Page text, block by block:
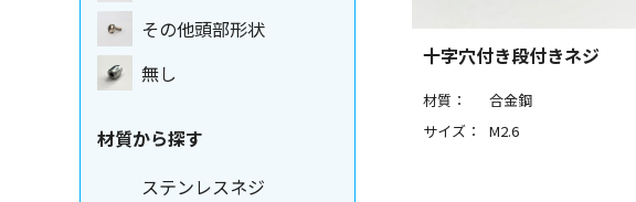
十字穴付き段付きネジ
材質：
合金鋼
サイズ：
M2.6
その他頭部形状
無し
材質から探す
ステンレスネジ